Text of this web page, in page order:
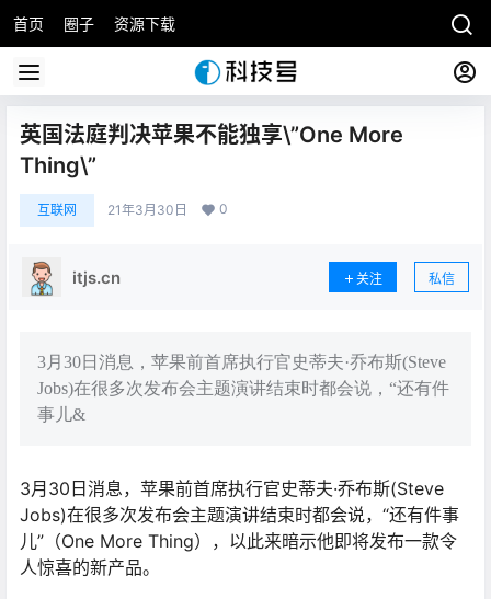
首页 圈子 资源下载
英国法庭判决苹果不能独享\”One More
Thing\”
互联网 21年3月30日 0
itjs.cn 关注 私信
3月30日消息，苹果前首席执行官史蒂夫·乔布斯(Steve
Jobs)在很多次发布会主题演讲结束时都会说，“还有件
事儿&
3月30日消息，苹果前首席执行官史蒂夫·乔布斯(Steve
Jobs)在很多次发布会主题演讲结束时都会说，“还有件事
儿”（One More Thing），以此来暗示他即将发布一款令
人惊喜的新产品。